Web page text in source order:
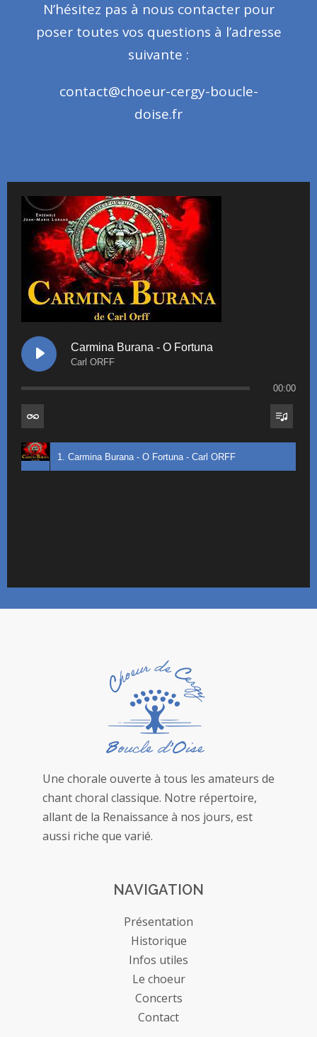
N’hésitez pas à nous contacter pour
poser toutes vos questions à l’adresse
suivante :
contact@choeur-cergy-boucle-
doise.fr
Carmina Burana - O Fortuna
Carl ORFF
00:00
1. Carmina Burana - O Fortuna - Carl ORFF
Une chorale ouverte à tous les amateurs de
chant choral classique. Notre répertoire,
allant de la Renaissance à nos jours, est
aussi riche que varié.
NAVIGATION
Présentation
Historique
Infos utiles
Le choeur
Concerts
Contact